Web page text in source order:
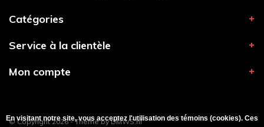
Catégories
Service à la clientèle
Mon compte
© Copyright 2026 - Theme byDMWS.nl
En visitant notre site, vous acceptez l'utilisation des témoins (cookies). Ces